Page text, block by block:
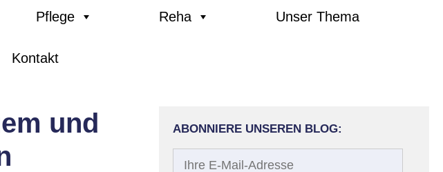
Pflege Reha Unser Thema
Kontakt
und
ABONNIERE UNSEREN BLOG: